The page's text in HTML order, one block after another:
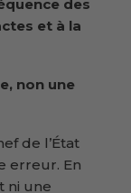
des
et à la
non une
de l’État
erreur. En
ni une